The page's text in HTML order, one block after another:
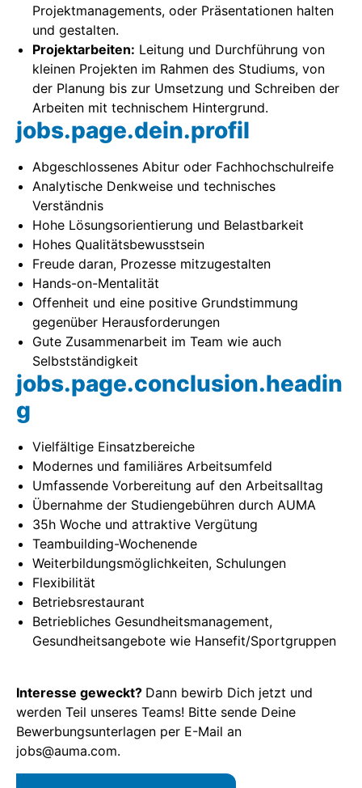
Projektmanagements, oder Präsentationen halten
und gestalten.
Projektarbeiten: Leitung und Durchführung von
kleinen Projekten im Rahmen des Studiums, von
der Planung bis zur Umsetzung und Schreiben der
Arbeiten mit technischem Hintergrund.
jobs.page.dein.profil
Abgeschlossenes Abitur oder Fachhochschulreife
Analytische Denkweise und technisches
Verständnis
Hohe Lösungsorientierung und Belastbarkeit
Hohes Qualitätsbewusstsein
Freude daran, Prozesse mitzugestalten
Hands-on-Mentalität
Offenheit und eine positive Grundstimmung
gegenüber Herausforderungen
Gute Zusammenarbeit im Team wie auch
Selbstständigkeit
jobs.page.conclusion.headin
g
Vielfältige Einsatzbereiche
Modernes und familiäres Arbeitsumfeld
Umfassende Vorbereitung auf den Arbeitsalltag
Übernahme der Studiengebühren durch AUMA
35h Woche und attraktive Vergütung
Teambuilding-Wochenende
Weiterbildungsmöglichkeiten, Schulungen
Flexibilität
Betriebsrestaurant
Betriebliches Gesundheitsmanagement,
Gesundheitsangebote wie Hansefit/Sportgruppen
Interesse geweckt? Dann bewirb Dich jetzt und
werden Teil unseres Teams! Bitte sende Deine
Bewerbungsunterlagen per E-Mail an
jobs@auma.com.